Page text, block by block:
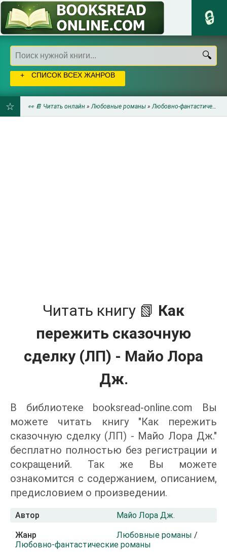
СПИСОК ВСЕХ ЖАНРОВ
👀 📔 Читать онлайн »Любовные романы »Любовно-фантастические романы
Читать книгу 📗 Как
пережить сказочную
сделку (ЛП) - Майо Лора
Дж.
В библиотеке booksread-online.com Вы
можете читать книгу "Как пережить
сказочную сделку (ЛП) - Майо Лора Дж."
бесплатно полностью без регистрации и
сокращений. Так же Вы можете
ознакомится с содержанием, описанием,
предисловием о произведении.
Автор Майо Лора Дж.
Жанр Любовные романы /
Любовно-фантастические романы